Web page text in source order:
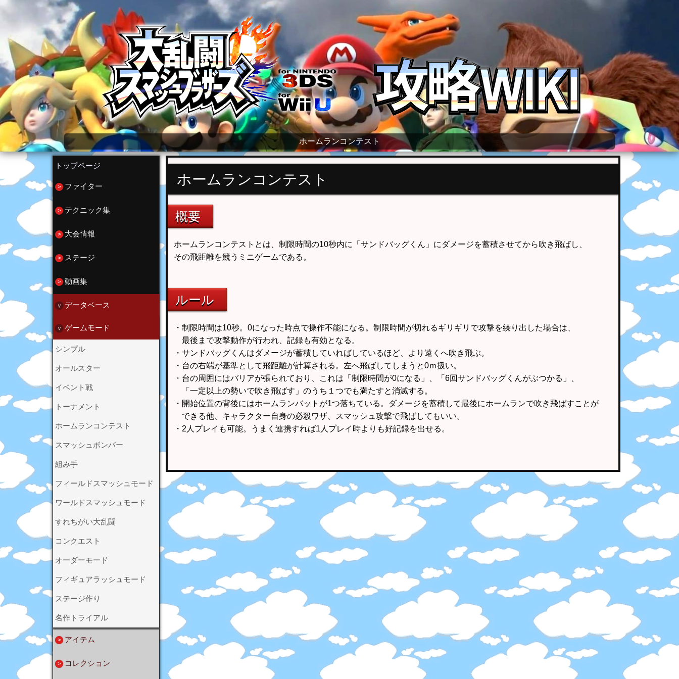
大乱闘スマッシュブラザーズ for WiiU wiki
ホームランコンテスト
ホームランコンテスト
概要
ホームランコンテストとは、制限時間の10秒内に「サンドバッグくん」にダメージを蓄積させてから吹き飛ばし、
その飛距離を競うミニゲームである。
ルール
・制限時間は10秒。0になった時点で操作不能になる。制限時間が切れるギリギリで攻撃を繰り出した場合は、
最後まで攻撃動作が行われ、記録も有効となる。
・サンドバッグくんはダメージが蓄積していればしているほど、より遠くへ吹き飛ぶ。
・台の右端が基準として飛距離が計算される。左へ飛ばしてしまうと0ｍ扱い。
・台の周囲にはバリアが張られており、これは「制限時間が0になる」、「6回サンドバッグくんがぶつかる」、
「一定以上の勢いで吹き飛ばす」のうち１つでも満たすと消滅する。
・開始位置の背後にはホームランバットが1つ落ちている。ダメージを蓄積して最後にホームランで吹き飛ばすことが
できる他、キャラクター自身の必殺ワザ、スマッシュ攻撃で飛ばしてもいい。
・2人プレイも可能。うまく連携すれば1人プレイ時よりも好記録を出せる。
トップページ
ファイター
テクニック集
大会情報
ステージ
動画集
データベース
ゲームモード
シンプル
オールスター
イベント戦
トーナメント
ホームランコンテスト
スマッシュボンバー
組み手
フィールドスマッシュモード
ワールドスマッシュモード
すれちがい大乱闘
コンクエスト
オーダーモード
フィギュアラッシュモード
ステージ作り
名作トライアル
アイテム
コレクション